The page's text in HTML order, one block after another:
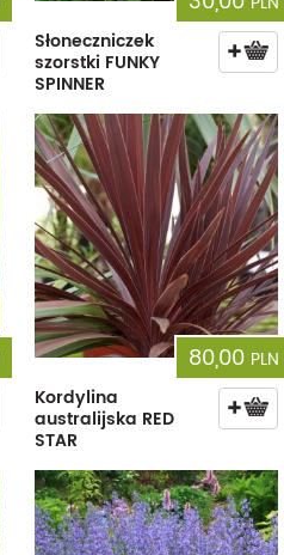
Słoneczniczek
szorstki FUNKY
SPINNER
80,00 PLN
Kordylina
australijska RED
STAR